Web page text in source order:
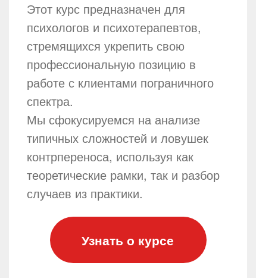
Этот курс предназначен для
психологов и психотерапевтов,
стремящихся укрепить свою
профессиональную позицию в
работе с клиентами пограничного
спектра.
Мы сфокусируемся на анализе
типичных сложностей и ловушек
контрпереноса, используя как
теоретические рамки, так и разбор
случаев из практики.
Узнать о курсе